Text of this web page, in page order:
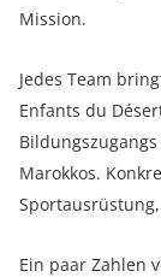
Mission.
Jedes Team
Enfants du
Marokkos.
Ein paar Zahlen